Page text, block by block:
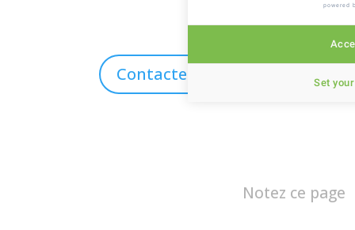
Contactez-nous
Notez ce page
powered
Set